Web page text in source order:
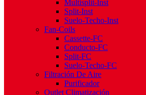
Multisplit-Inst
Split-Inst
Suelo-Techo-Inst
Fan-Coils
Cassette-FC
Conducto-FC
Split-FC
Suelo-Techo-FC
Filtración De Aire
Purificador
Outlet Climatización